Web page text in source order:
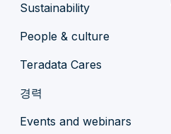
Sustainability
People & culture
Teradata Cares
경력
Events and webinars